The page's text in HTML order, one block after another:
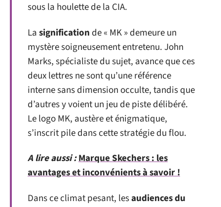
sous la houlette de la CIA.
Lasignification de « MK » demeure un
mystère soigneusement entretenu. John
Marks, spécialiste du sujet, avance que ces
deux lettres ne sont qu’une référence
interne sans dimension occulte, tandis que
d’autres y voient un jeu de piste délibéré.
Le logo MK, austère et énigmatique,
s’inscrit pile dans cette stratégie du flou.
A lire aussi :Marque Skechers : les
avantages et inconvénients à savoir !
Dans ce climat pesant, lesaudiences du